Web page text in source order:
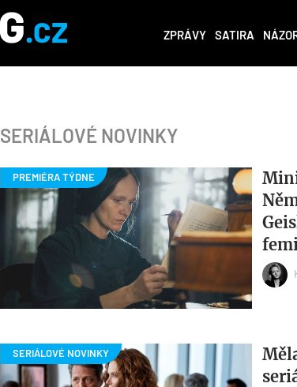
ZPRÁVY SATIRA
SERIÁLOVÉ NOVINKY